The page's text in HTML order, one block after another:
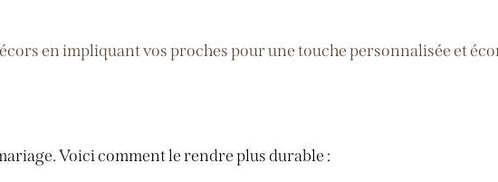
en impliquant vos proches pour une touche personnalisée et
Voici comment le rendre plus durable :